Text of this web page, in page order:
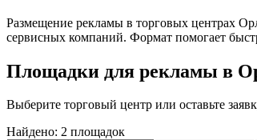
Размещение рекламы в торговых центрах
сервисных компаний. Формат помогает
Площадки для рекламы в
Выберите торговый центр или оставьте
Найдено: 2 площадок